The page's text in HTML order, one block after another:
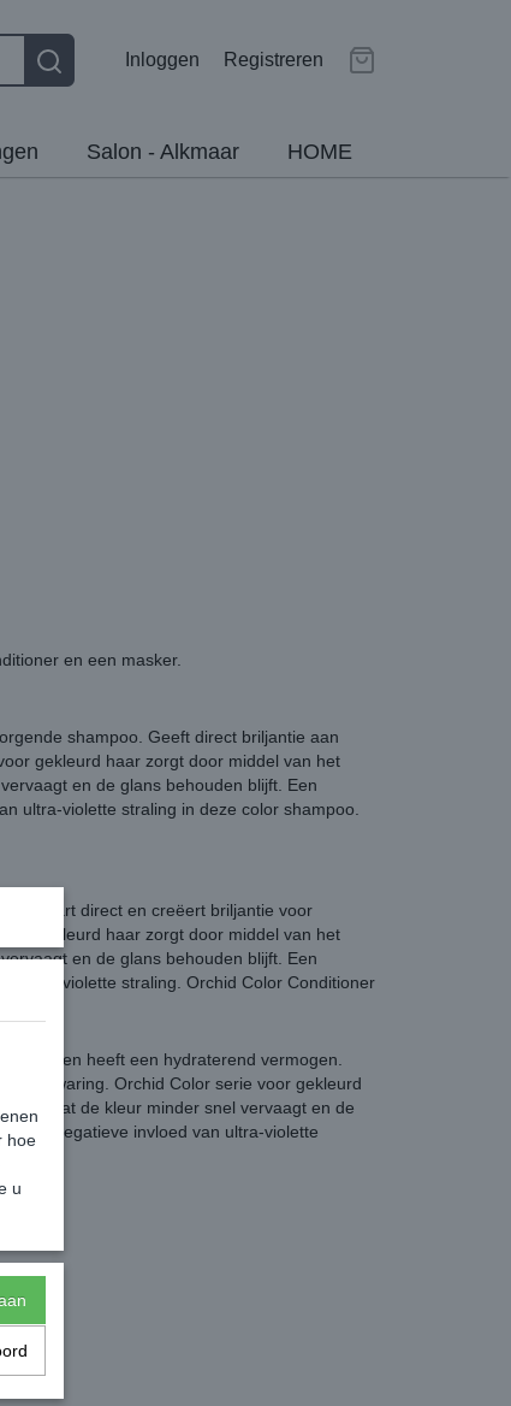
Inloggen Registreren
HOME
Salon - Alkmaar
en een masker.
shampoo. Geeft direct briljantie aan
gekleurd haar zorgt door middel van het
en de glans behouden blijft. Een
ultra-violette straling in deze color shampoo.
ontwart direct en creëert briljantie voor
gekleurd haar zorgt door middel van het
en de glans behouden blijft. Een
ultra-violette straling. Orchid Color Conditioner
en heeft een hydraterend vermogen.
verzwaring. Orchid Color serie voor gekleurd
dat de kleur minder snel vervaagt en de
de negatieve invloed van ultra-violette
hoe
u